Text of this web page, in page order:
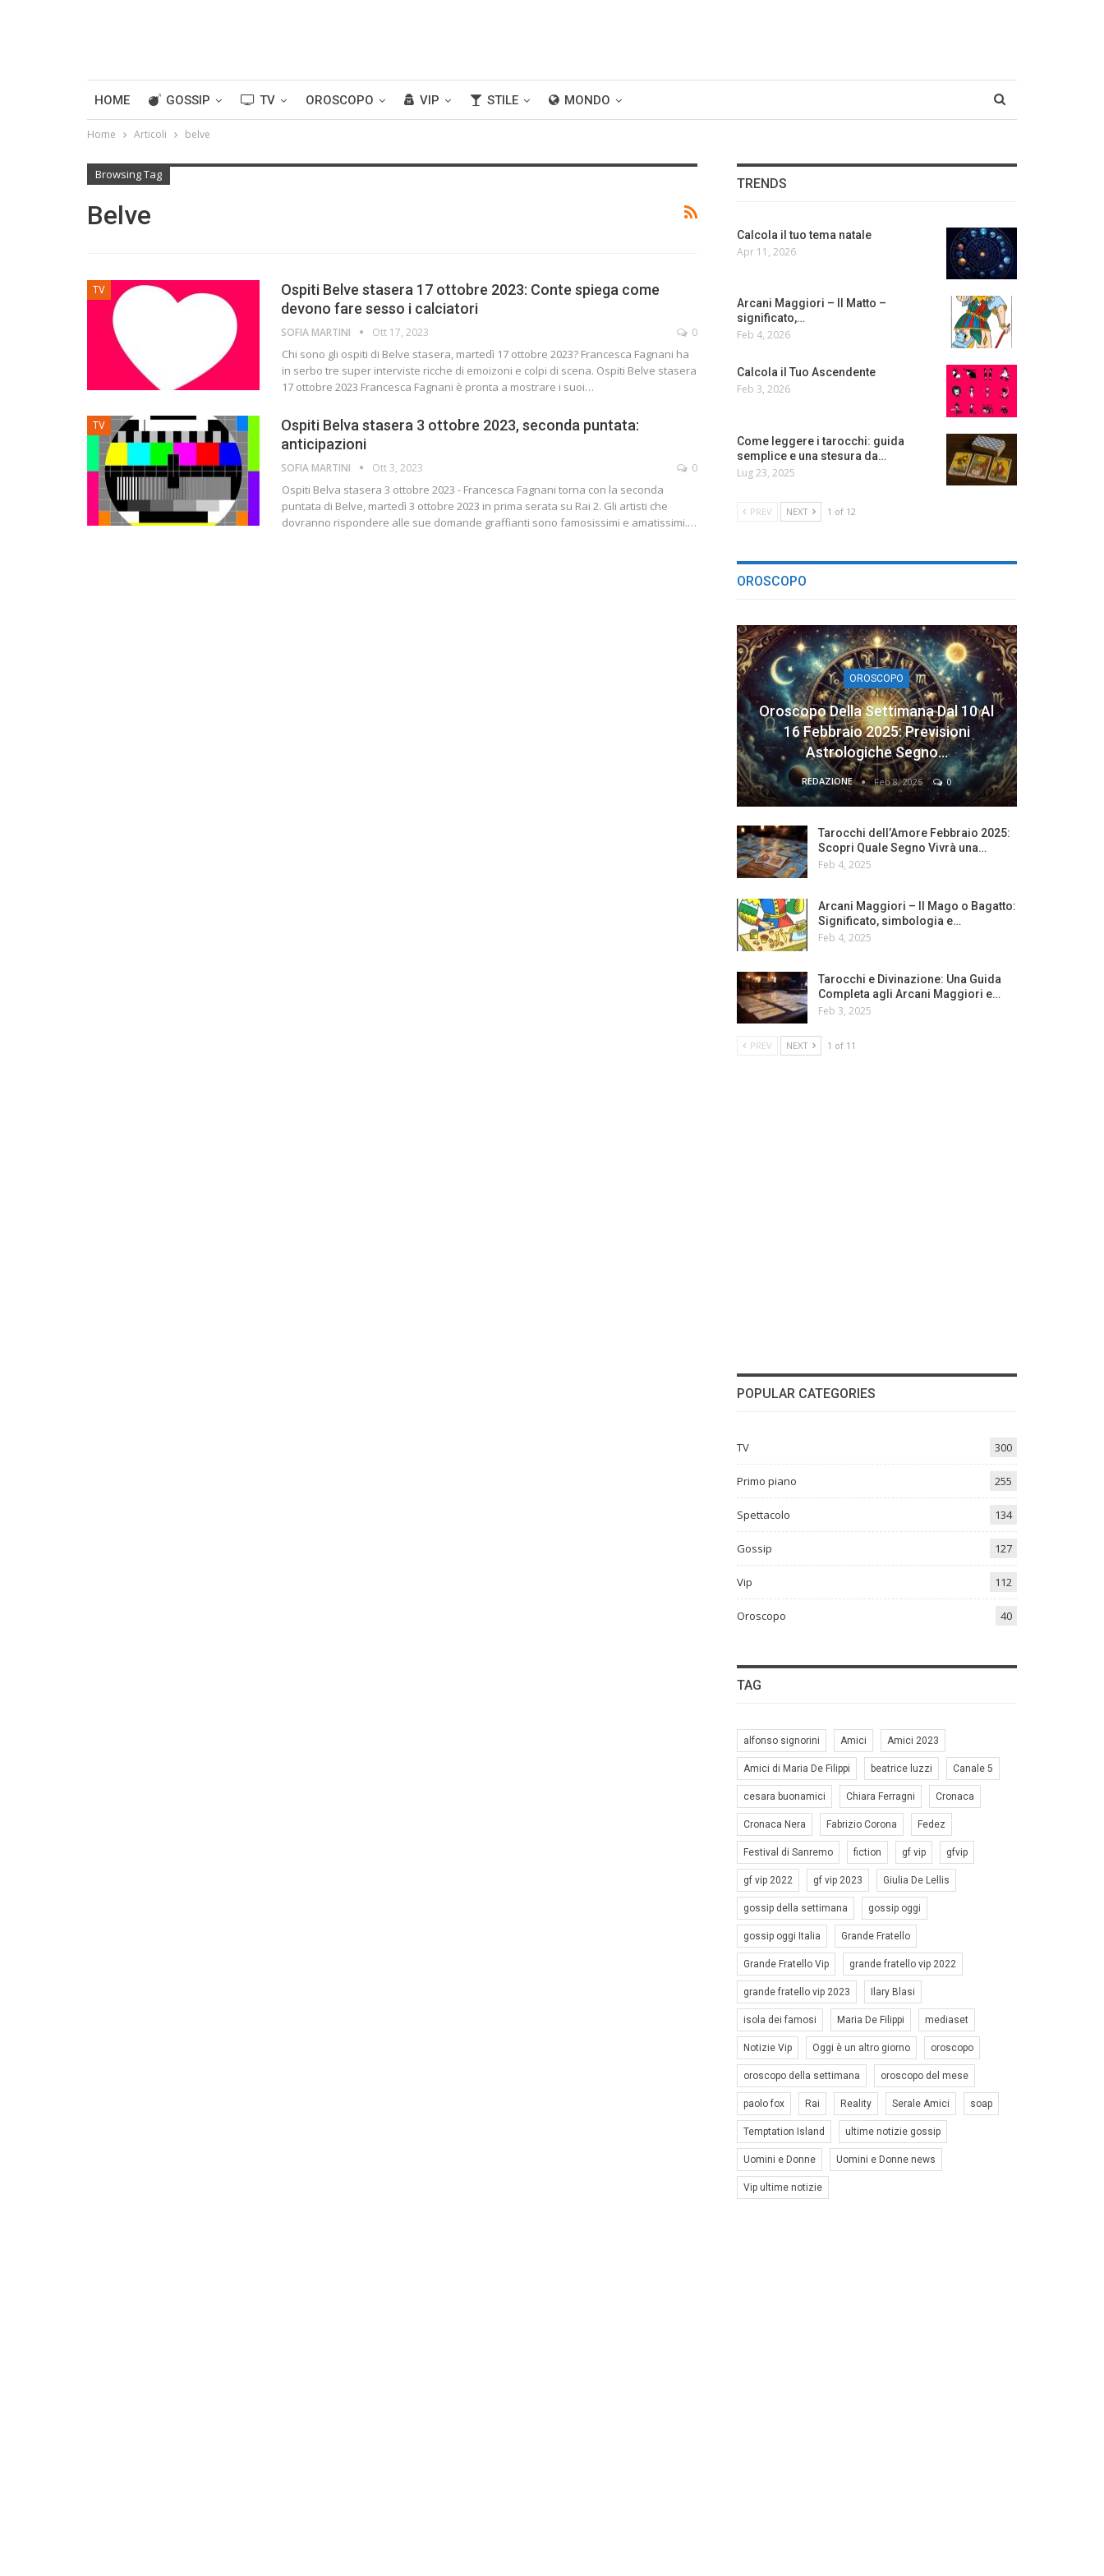
HOME GOSSIP TV OROSCOPO VIP STILE MONDO
Home Articoli belve
Browsing Tag
Belve
TV
Ospiti Belve stasera 17 ottobre 2023: Conte spiega come
devono fare sesso i calciatori
SOFIA MARTINI Ott 17, 2023 0
Chi sono gli ospiti di Belve stasera, martedì 17 ottobre 2023? Francesca Fagnani ha
in serbo tre super interviste ricche di emoizoni e colpi di scena. Ospiti Belve stasera
17 ottobre 2023 Francesca Fagnani è pronta a mostrare i suoi…
TV
Ospiti Belva stasera 3 ottobre 2023, seconda puntata:
anticipazioni
SOFIA MARTINI Ott 3, 2023 0
Ospiti Belva stasera 3 ottobre 2023 - Francesca Fagnani torna con la seconda
puntata di Belve, martedì 3 ottobre 2023 in prima serata su Rai 2. Gli artisti che
dovranno rispondere alle sue domande graffianti sono famosissimi e amatissimi.…
TRENDS
Calcola il tuo tema natale
Apr 11, 2026
Arcani Maggiori – Il Matto –
significato,…
Feb 4, 2026
Calcola il Tuo Ascendente
Feb 3, 2026
Come leggere i tarocchi: guida
semplice e una stesura da…
Lug 23, 2025
PREV NEXT 1 of 12
OROSCOPO
OROSCOPO
Oroscopo Della Settimana Dal 10 Al
16 Febbraio 2025: Previsioni
Astrologiche Segno…
REDAZIONE Feb 8, 2025 0
Tarocchi dell’Amore Febbraio 2025:
Scopri Quale Segno Vivrà una…
Feb 4, 2025
Arcani Maggiori – Il Mago o Bagatto:
Significato, simbologia e…
Feb 4, 2025
Tarocchi e Divinazione: Una Guida
Completa agli Arcani Maggiori e…
Feb 3, 2025
PREV NEXT 1 of 11
POPULAR CATEGORIES
TV 300
Primo piano 255
Spettacolo 134
Gossip 127
Vip 112
Oroscopo 40
TAG
alfonso signorini Amici Amici 2023
Amici di Maria De Filippi beatrice luzzi Canale 5
cesara buonamici Chiara Ferragni Cronaca
Cronaca Nera Fabrizio Corona Fedez
Festival di Sanremo fiction gf vip gfvip
gf vip 2022 gf vip 2023 Giulia De Lellis
gossip della settimana gossip oggi
gossip oggi Italia Grande Fratello
Grande Fratello Vip grande fratello vip 2022
grande fratello vip 2023 Ilary Blasi
isola dei famosi Maria De Filippi mediaset
Notizie Vip Oggi è un altro giorno oroscopo
oroscopo della settimana oroscopo del mese
paolo fox Rai Reality Serale Amici soap
Temptation Island ultime notizie gossip
Uomini e Donne Uomini e Donne news
Vip ultime notizie